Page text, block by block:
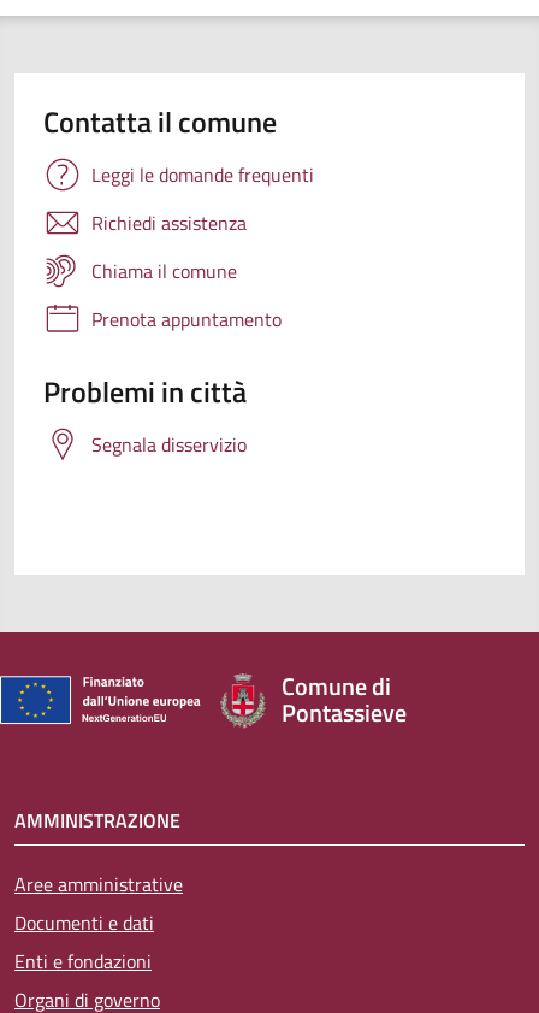
Contatta il comune
Leggi le domande frequenti
Richiedi assistenza
Chiama il comune
Prenota appuntamento
Problemi in città
Segnala disservizio
Comune di
Pontassieve
AMMINISTRAZIONE
Aree amministrative
Documenti e dati
Enti e fondazioni
Organi di governo